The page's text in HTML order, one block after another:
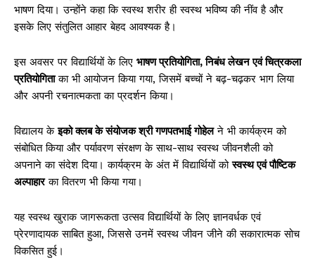
भाषण दिया। उन्होंने कहा कि स्वस्थ शरीर ही स्वस्थ भविष्य की नींव है और
इसके लिए संतुलित आहार बेहद आवश्यक है।
इस अवसर पर विद्यार्थियों के लिए भाषण प्रतियोगिता, निबंध लेखन एवं चित्रकला
प्रतियोगिताका भी आयोजन किया गया, जिसमें बच्चों ने बढ़-चढ़कर भाग लिया
और अपनी रचनात्मकता का प्रदर्शन किया।
विद्यालय केइको क्लब के संयोजक श्री गणपतभाई गोहेलने भी कार्यक्रम को
संबोधित किया और पर्यावरण संरक्षण के साथ-साथ स्वस्थ जीवनशैली को
अपनाने का संदेश दिया। कार्यक्रम के अंत में विद्यार्थियों कोस्वस्थ एवं पौष्टिक
अल्पाहारका वितरण भी किया गया।
यह स्वस्थ खुराक जागरूकता उत्सव विद्यार्थियों के लिए ज्ञानवर्धक एवं
प्रेरणादायक साबित हुआ, जिससे उनमें स्वस्थ जीवन जीने की सकारात्मक सोच
विकसित हुई।